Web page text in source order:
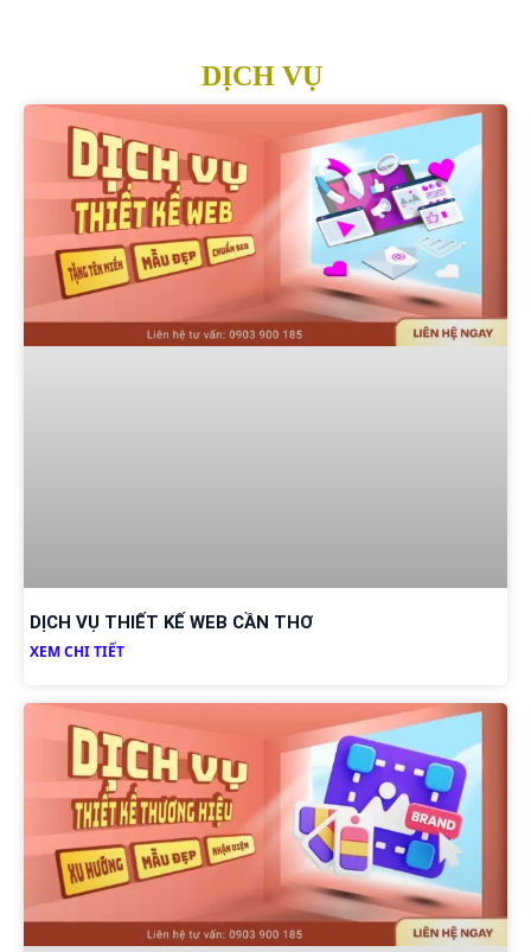
DỊCH VỤ
DỊCH VỤ THIẾT KẾ WEB CẦN THƠ
XEM CHI TIẾT